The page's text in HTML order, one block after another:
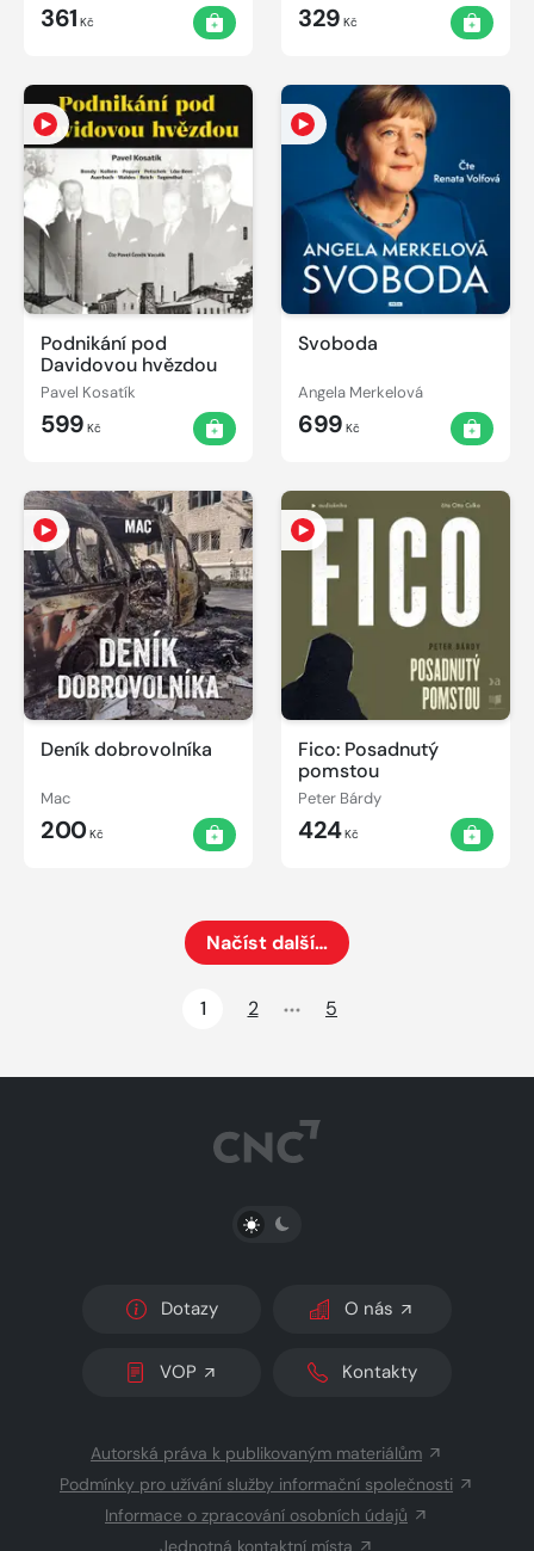
361 Kč 329 Kč
Podnikání pod
Davidovou hvězdou
Pavel Kosatík
599 Kč
Svoboda
Angela Merkelová
699 Kč
Deník dobrovolníka
Mac
200Kč
Fico: Posadnutý
pomstou
Peter Bárdy
424Kč
Načíst další…
1
2 5
PŘEPNOUT SVĚTLÝ/TMAVÝ REŽIM
Dotazy O nás
VOP Kontakty
Autorská práva k publikovaným materiálům
Podmínky pro užívání služby informační společnosti
Informace o zpracování osobních údajů
Jednotná kontaktní místa